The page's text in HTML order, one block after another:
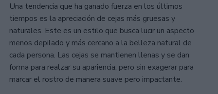
Una tendencia que ha ganado fuerza en los últimos
tiempos es la apreciación de cejas más gruesas y
naturales. Este es un estilo que busca lucir un aspecto
menos depilado y más cercano a la belleza natural de
cada persona. Las cejas se mantienen llenas y se dan
forma para realzar su apariencia, pero sin exagerar para
marcar el rostro de manera suave pero impactante.